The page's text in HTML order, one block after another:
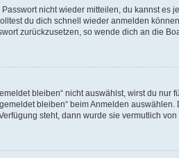
nicht wieder mitteilen, du kannst
du dich schnell wieder anmelden können.
zurückzusetzen, so wende dich an die
bleiben“ nicht auswählst, wirst du
bleiben“ beim Anmelden
steht, dann wurde sie vermutlich